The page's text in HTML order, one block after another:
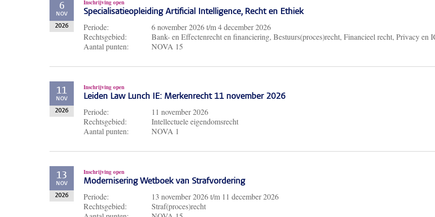
6
NOV
2026
Inschrijving open
Specialisatieopleiding Artificial Intelligence, Recht en Ethiek
Periode: 6 november 2026t/m4 december 2026
Rechtsgebied:
Bank- en Effectenrecht en financiering, Bestuurs(proces)recht, Financieel recht, Privacy en
Aantal punten:
NOVA 15
11
NOV
2026
Inschrijving open
Leiden Law Lunch IE: Merkenrecht 11 november 2026
Periode:
11 november 2026
Rechtsgebied:
Intellectuele eigendomsrecht
Aantal punten:
NOVA 1
13
NOV
2026
Inschrijving open
Modernisering Wetboek van Strafvordering
Periode: 13 november 2026t/m 11 december 2026
Rechtsgebied:
Straf(proces)recht